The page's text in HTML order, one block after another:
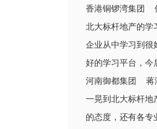
香港铜锣湾集团
北大标杆地产的学
企业从中学习到很
好的学习平台，
河南御都集团 蒋
一晃到北大标杆地
的态度，还有各专